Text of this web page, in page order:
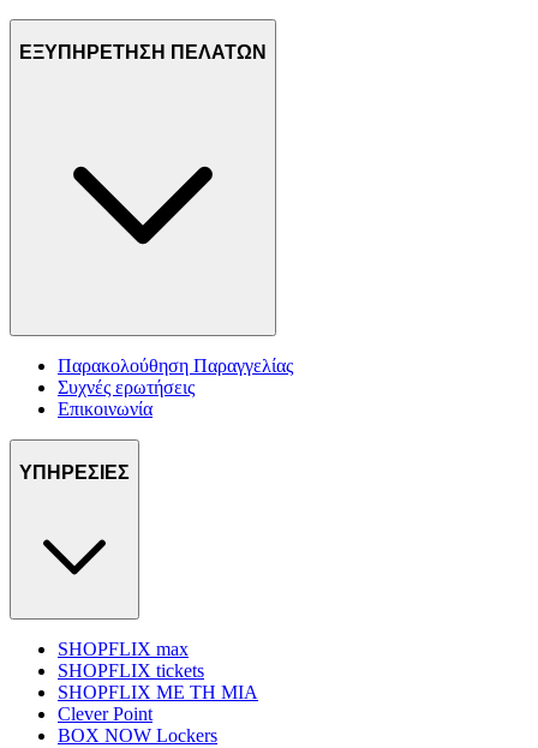
ΕΞΥΠΗΡΕΤΗΣΗ ΠΕΛΑΤΩΝ
Παρακολούθηση Παραγγελίας
Συχνές ερωτήσεις
Επικοινωνία
ΥΠΗΡΕΣΙΕΣ
SHOPFLIX max
SHOPFLIX tickets
SHOPFLIX ΜΕ ΤΗ ΜΙΑ
Clever Point
BOX NOW Lockers